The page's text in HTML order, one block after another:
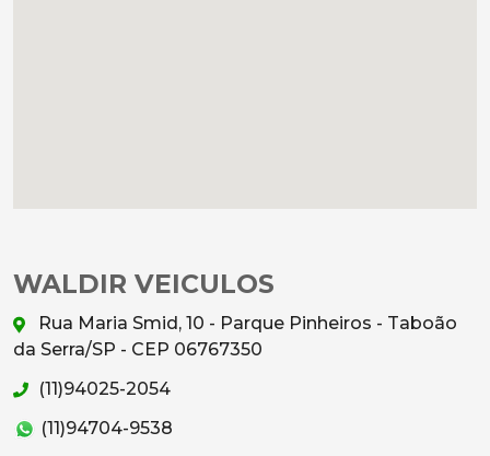
WALDIR VEICULOS
Rua Maria Smid, 10 - Parque Pinheiros - Taboão
da Serra/SP - CEP 06767350
(11)94025-2054
(11)94704-9538